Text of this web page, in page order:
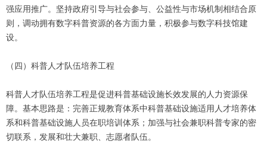
强应用推广。坚持政府引导与社会参与、公益性与市场机制相结合原
则，调动拥有数字科普资源的各方面力量，积极参与数字科技馆建
设。
（四）科普人才队伍培养工程
科普人才队伍培养工程是促进科普基础设施长效发展的人力资源保
障。基本思路是：完善正规教育体系中科普基础设施适用人才培养体
系和科普基础设施人员在职培训体系；加强与社会兼职科普专家的密
切联系，发展和壮大兼职、志愿者队伍。